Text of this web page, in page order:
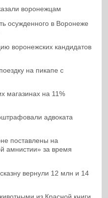
воронежцам
осужденного в Воронеже
воронежских кандидатов
на пикапе с
магазинах на 11%
адвоката
поставлены на
амнистии» за время
вернули 12 млн и 14